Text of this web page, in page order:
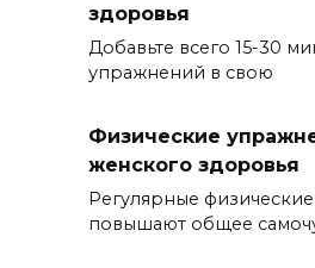
здоровья
Добавьте всего 15-30
упражнений в свою
Физические
женского здоровья
Регулярные
повышают общее